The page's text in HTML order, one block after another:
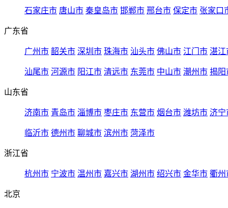
石家庄市 唐山市 秦皇岛市 邯郸市 邢台市 保定市 张家口
广东省
广州市 韶关市 深圳市 珠海市 汕头市 佛山市 江门市 湛江
汕尾市 河源市 阳江市 清远市 东莞市 中山市 潮州市 揭阳
山东省
济南市 青岛市 淄博市 枣庄市 东营市 烟台市 潍坊市 济宁
临沂市 德州市 聊城市 滨州市 菏泽市
浙江省
杭州市 宁波市 温州市 嘉兴市 湖州市 绍兴市 金华市 衢州
北京